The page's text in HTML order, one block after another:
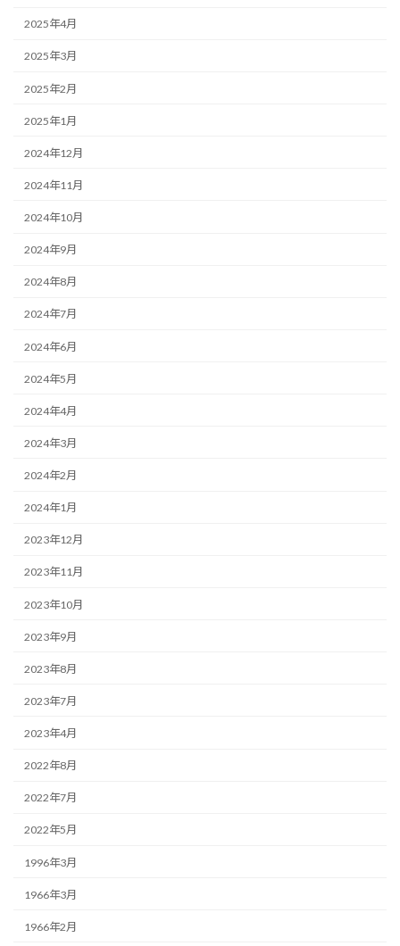
2025年4月
2025年3月
2025年2月
2025年1月
2024年12月
2024年11月
2024年10月
2024年9月
2024年8月
2024年7月
2024年6月
2024年5月
2024年4月
2024年3月
2024年2月
2024年1月
2023年12月
2023年11月
2023年10月
2023年9月
2023年8月
2023年7月
2023年4月
2022年8月
2022年7月
2022年5月
1996年3月
1966年3月
1966年2月